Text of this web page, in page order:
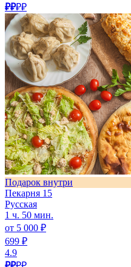
₽₽₽₽
Подарок внутри
Пекарня 15
Русская
1 ч. 50 мин.
от 5 000 ₽
699 ₽
4.9